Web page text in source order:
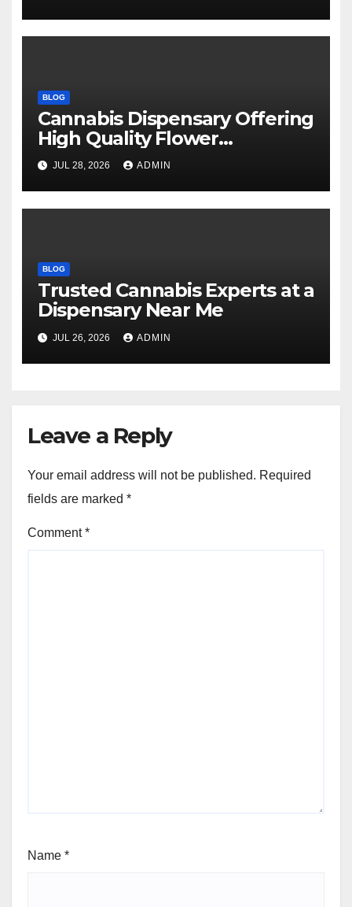
BLOG
Cannabis Dispensary Offering
High Quality Flower
Selections
JUL 28, 2026 ADMIN
BLOG
Trusted Cannabis Experts at a
Dispensary Near Me
JUL 26, 2026 ADMIN
Leave a Reply
Your email address will not be published. Required
fields are marked *
Comment*
Name *